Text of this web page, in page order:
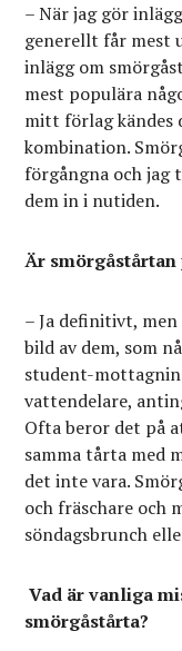
– När jag gör
generellt får mest
inlägg om
mest populära
mitt förlag kändes
kombination.
förgångna och jag
dem in i nutiden.
Är
– Ja definitivt,
bild av dem, som
student-
vattendelare,
Ofta beror det på
samma tårta med
det inte vara.
och fräschare och
söndagsbrunch
Vad är vanliga
smörgåstårta?